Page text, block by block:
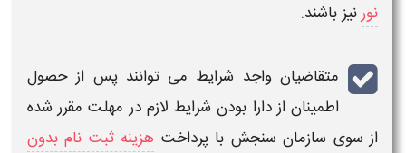
نورنیز باشند.
متقاضیان واجد شرایط می توانند پس از حصول
اطمینان از دارا بودن شرایطلازم در مهلت مقرر شده
از سوی سازمان سنجش با پرداخت هزینه ثبت نام بدون